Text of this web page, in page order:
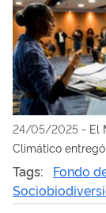
24/05/2025 - El
Climático
protección y uso
asociado al
Tags: Fondo